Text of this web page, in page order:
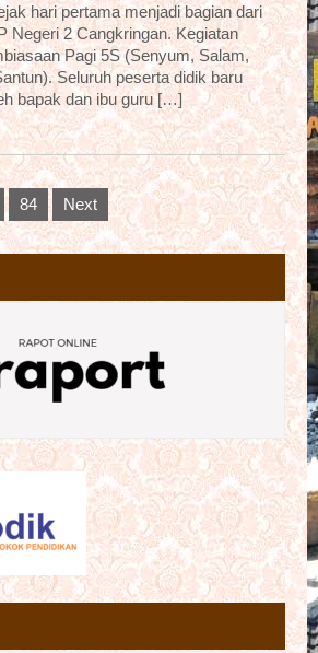
hari pertama menjadi bagian dari
Negeri 2 Cangkringan. Kegiatan
Pagi 5S (Senyum, Salam,
Seluruh peserta didik baru
bapak dan ibu guru […]
84 Next